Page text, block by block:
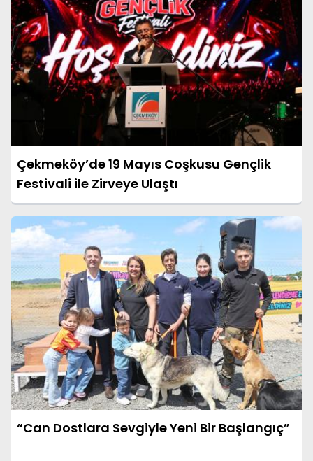
Çekmeköy’de 19 Mayıs Coşkusu Gençlik
Festivali ile Zirveye Ulaştı
“Can Dostlara Sevgiyle Yeni Bir Başlangıç”